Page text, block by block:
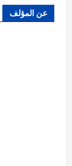
عن المؤلف